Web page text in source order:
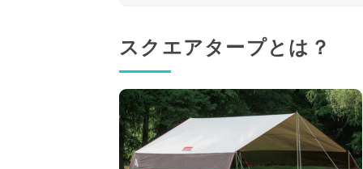
スクエアタープとは？